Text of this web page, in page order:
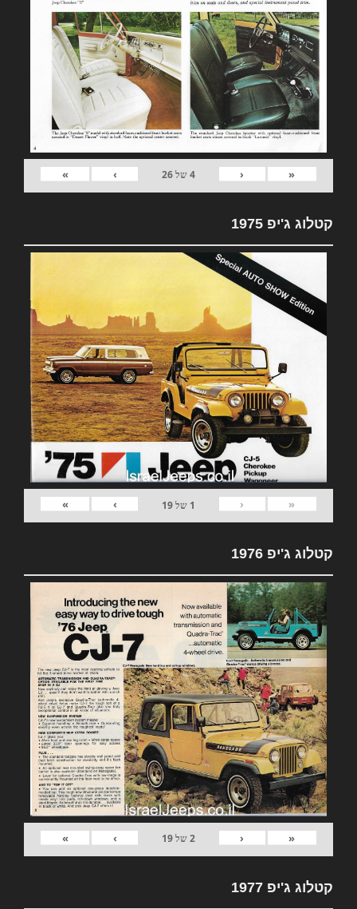
«
‹
4של26
›
»
קטלוג ג'יפ 1975
«
‹
1 של19
›
»
קטלוג ג'יפ 1976
«
‹
2של19
›
»
קטלוג ג'יפ 1977